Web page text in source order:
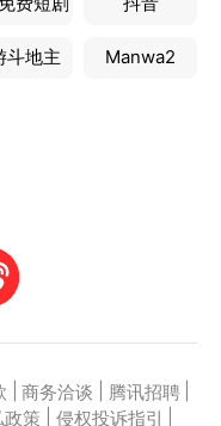
斗地主 Manwa2
商务洽谈 腾讯招聘
政策 侵权投诉指引